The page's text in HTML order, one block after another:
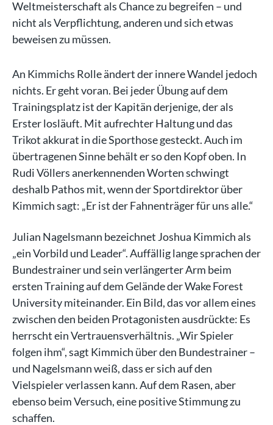
Weltmeisterschaft als Chance zu begreifen – und
nicht als Verpflichtung, anderen und sich etwas
beweisen zu müssen.
An Kimmichs Rolle ändert der innere Wandel jedoch
nichts. Er geht voran. Bei jeder Übung auf dem
Trainingsplatz ist der Kapitän derjenige, der als
Erster losläuft. Mit aufrechter Haltung und das
Trikot akkurat in die Sporthose gesteckt. Auch im
übertragenen Sinne behält er so den Kopf oben. In
Rudi Völlers anerkennenden Worten schwingt
deshalb Pathos mit, wenn der Sportdirektor über
Kimmich sagt: „Er ist der Fahnenträger für uns alle.“
Julian Nagelsmann bezeichnet Joshua Kimmich als
„ein Vorbild und Leader“. Auffällig lange sprachen der
Bundestrainer und sein verlängerter Arm beim
ersten Training auf dem Gelände der Wake Forest
University miteinander. Ein Bild, das vor allem eines
zwischen den beiden Protagonisten ausdrückte: Es
herrscht ein Vertrauensverhältnis. „Wir Spieler
folgen ihm“, sagt Kimmich über den Bundestrainer –
und Nagelsmann weiß, dass er sich auf den
Vielspieler verlassen kann. Auf dem Rasen, aber
ebenso beim Versuch, eine positive Stimmung zu
schaffen.